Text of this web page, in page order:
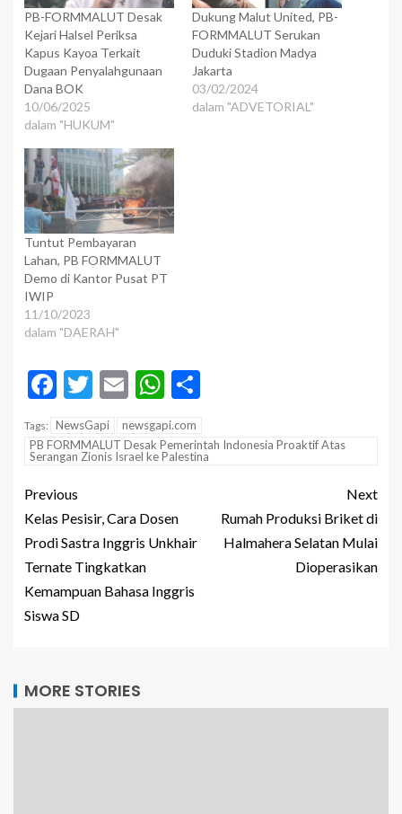
PB-FORMMALUT Desak
Kejari Halsel Periksa
Kapus Kayoa Terkait
Dugaan Penyalahgunaan
Dana BOK
10/06/2025
dalam "HUKUM"
Dukung Malut United, PB-
FORMMALUT Serukan
Duduki Stadion Madya
Jakarta
03/02/2024
dalam "ADVETORIAL"
Tuntut Pembayaran
Lahan, PB FORMMALUT
Demo di Kantor Pusat PT
IWIP
11/10/2023
dalam "DAERAH"
Facebook
Twitter
EmailWhatsApp
Tags: NewsGapi
newsgapi.com
PB FORMMALUT Desak Pemerintah Indonesia Proaktif Atas
Serangan Zionis Israel ke Palestina
Previous
Kelas Pesisir, Cara Dosen
Prodi Sastra Inggris Unkhair
Ternate Tingkatkan
Kemampuan Bahasa Inggris
Siswa SD
Next
Rumah Produksi Briket di
Halmahera Selatan Mulai
Dioperasikan
MORE STORIES